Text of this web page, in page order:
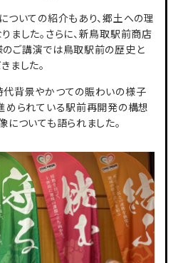
ついての紹介もあり、郷土への理
ました。さらに、新鳥取駅前商店
ご講演では鳥取駅前の歴史と
ました。
背景やかつての賑わいの様子
められている駅前再開発の構想
についても語られました。